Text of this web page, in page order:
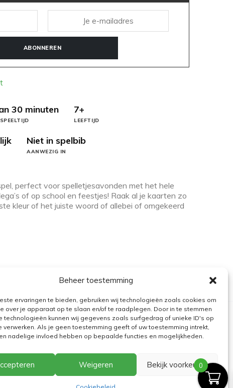
Beheer toestemming
ervaringen te bieden, gebruiken wij technologieën zoals cookies om
over je apparaat op te slaan en/of te raadplegen. Door in te stemmen
technologieën kunnen wij gegevens zoals surfgedrag of unieke ID's op
verwerken. Als je geen toestemming geeft of uw toestemming intrekt,
nadelige invloed hebben op bepaalde functies en mogelijkheden.
Weigeren Bekijk voorkeuren
ABONNEREN
30 minuten 7+
LEEFTIJD
Niet in spelbib
AANWEZIG IN
perfect voor spelletjesavonden met het hele
of op school en feestjes! Raak al je kaarten zo
kleur of het juiste woord of allebei of omgekeerd
0